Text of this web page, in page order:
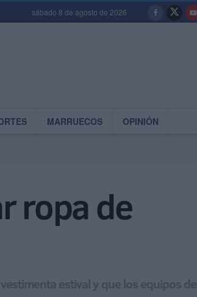
sábado 8 de agosto de 2026
MARRUECOS OPINIÓN
ropa de
estival y que los equipos de